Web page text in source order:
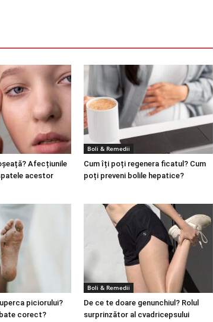
Afecțiunile
acestor
Boli & Remedii
Cum îți poți regenera ficatul? Cum
poți preveni bolile hepatice?
piciorului?
corect?
Boli & Remedii
De ce te doare genunchiul? Rolul
surprinzător al cvadricepsului